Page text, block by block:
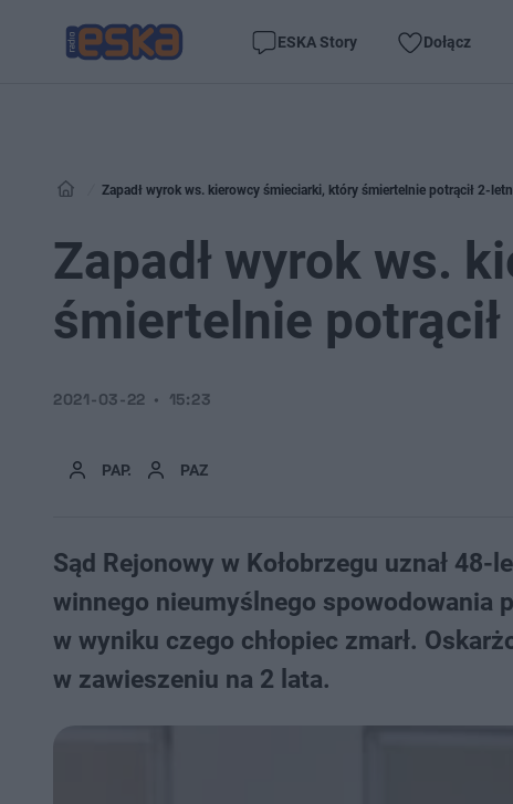
ESKA Story Dołącz
Zapadł wyrok ws. kierowcy śmieciarki, który śmiertelnie potrącił 2-
Zapadł wyrok ws.
śmiertelnie
PAP. PAZ
2021-03-22 15:23
Sąd Rejonowy w Kołobrzegu uznał
winnego nieumyślnego spowodowania
w wyniku czego chłopiec zmarł.
w zawieszeniu na 2 lata.